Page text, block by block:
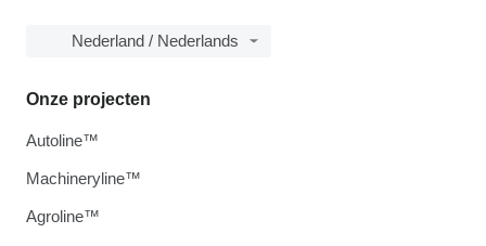
Nederland / Nederlands
Onze projecten
Autoline™
Machineryline™
Agroline™